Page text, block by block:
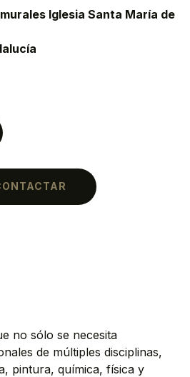
Iglesia Santa María de
no sólo se necesita
de múltiples disciplinas,
pintura, química, física y